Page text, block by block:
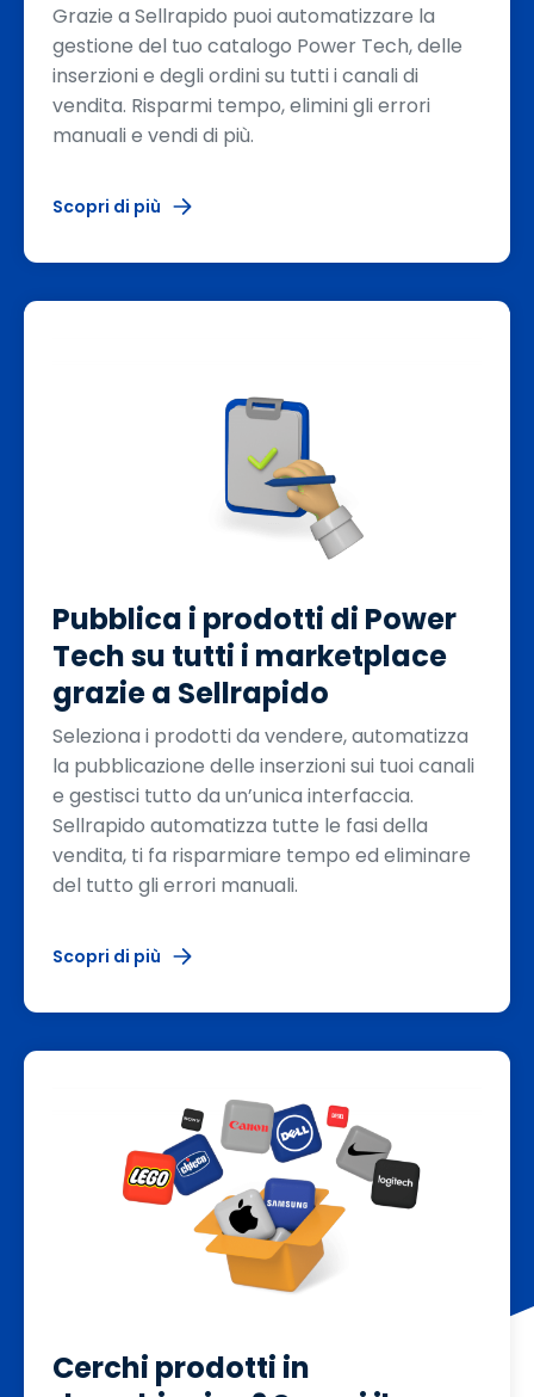
Grazie a Sellrapido puoi automatizzare la
gestione del tuo catalogo Power Tech, delle
inserzioni e degli ordini su tutti i canali di
vendita. Risparmi tempo, elimini gli errori
manuali e vendi di più.
Scopri di più
Pubblica i prodotti di Power
Tech su tutti i marketplace
grazie a Sellrapido
Seleziona i prodotti da vendere, automatizza
la pubblicazione delle inserzioni sui tuoi canali
e gestisci tutto da un’unica interfaccia.
Sellrapido automatizza tutte le fasi della
vendita, ti fa risparmiare tempo ed eliminare
del tutto gli errori manuali.
Scopri di più
Cerchi prodotti in